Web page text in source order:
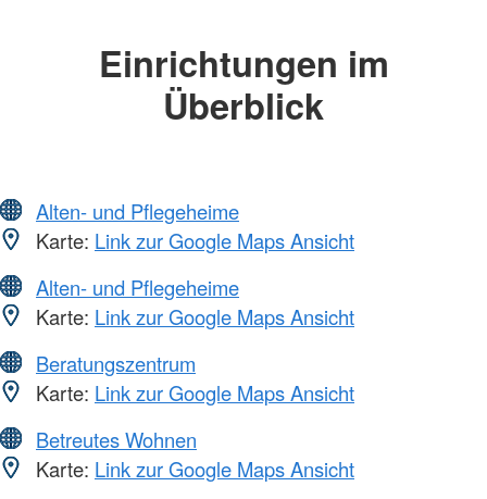
Einrichtungen im
Überblick
Alten- und Pflegeheime
Karte: Link zur Google Maps Ansicht
Alten- und Pflegeheime
Karte: Link zur Google Maps Ansicht
Beratungszentrum
Karte: Link zur Google Maps Ansicht
Betreutes Wohnen
Karte: Link zur Google Maps Ansicht